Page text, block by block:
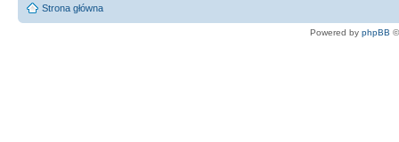
Strona główna
Powered by phpBB